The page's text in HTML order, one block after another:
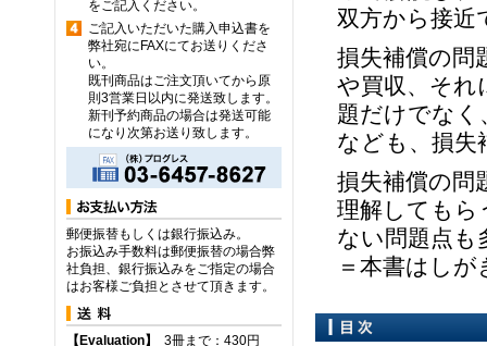
をご記入ください。
ご記入いただいた購入申込書を
弊社宛にFAXにてお送りくださ
い。
既刊商品はご注文頂いてから原
則3営業日以内に発送致します。
新刊予約商品の場合は発送可能
になり次第お送り致します。
郵便振替もしくは銀行振込み。
お振込み手数料は郵便振替の場合弊
社負担、銀行振込みをご指定の場合
はお客様ご負担とさせて頂きます。
【Evaluation】
3冊まで：430円
双方から接近
損失補償の問
や買収、それ
題だけでなく
なども、損失
損失補償の問
理解してもら
ない問題点も
＝本書はし